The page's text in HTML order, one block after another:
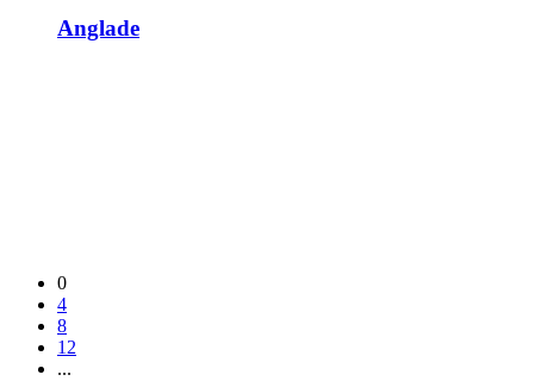
Anglade
0
4
8
12
...